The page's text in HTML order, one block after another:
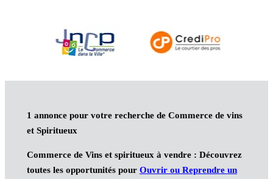
1 annonce pour votre recherche de Commerce de vins
et Spiritueux
Commerce de Vins et spiritueux à vendre : Découvrez
toutes les opportunités pour Ouvrir ou Reprendre un